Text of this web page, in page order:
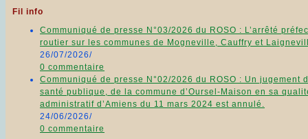
Fil info
Communiqué de presse N°03/2026 du ROSO : L’arrêté
routier sur les communes de Mogneville, Cauffry et
26/07/2026/
0 commentaire
Communiqué de presse N°02/2026 du ROSO : Un
santé publique, de la commune d’Oursel-Maison en sa
administratif d’Amiens du 11 mars 2024 est annulé.
24/06/2026/
0 commentaire